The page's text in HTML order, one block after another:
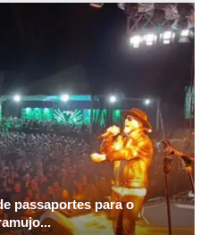
passaportes para o